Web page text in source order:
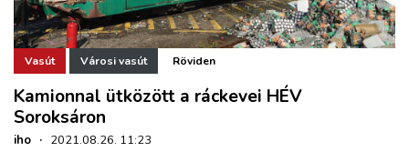
Vasút Városi vasút Röviden
Kamionnal ütközött a ráckevei HÉV
Soroksáron
iho · 2021.08.26. 11:23